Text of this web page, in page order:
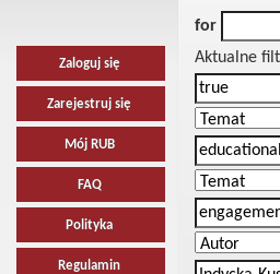
Zaloguj się
Zarejestruj się
Mój RUB
FAQ
Polityka
Regulamin
for
Aktualne